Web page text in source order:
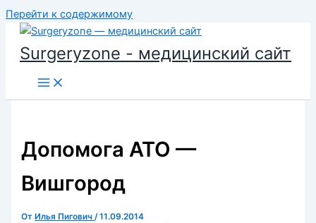
Перейти к содержимому
Surgeryzone - медицинский сайт
Допомога АТО —
Вишгород
От Илья Пигович/11.09.2014